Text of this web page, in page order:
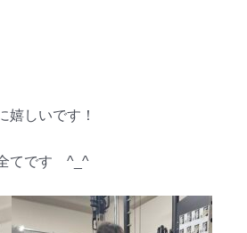
嬉しいです！
全てです ^_^